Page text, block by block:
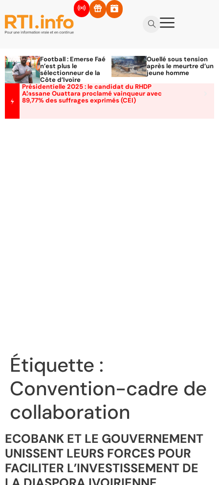
Football : Emerse Faé
n’est plus le
sélectionneur de la
Côte d’Ivoire
Ouellé sous tension
après le meurtre d’un
jeune homme
Présidentielle 2025 : le candidat du RHDP
Alassane Ouattara proclamé vainqueur avec
89,77% des suffrages exprimés (CEI)
Étiquette :
Convention-cadre de
collaboration
ECOBANK ET LE GOUVERNEMENT
UNISSENT LEURS FORCES POUR
FACILITER L’INVESTISSEMENT DE